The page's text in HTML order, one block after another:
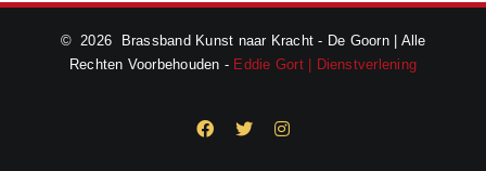
© 2026 Brassband Kunst naar Kracht - De Goorn | Alle
Rechten Voorbehouden - Eddie Gort | Dienstverlening
Facebook
X Instagram